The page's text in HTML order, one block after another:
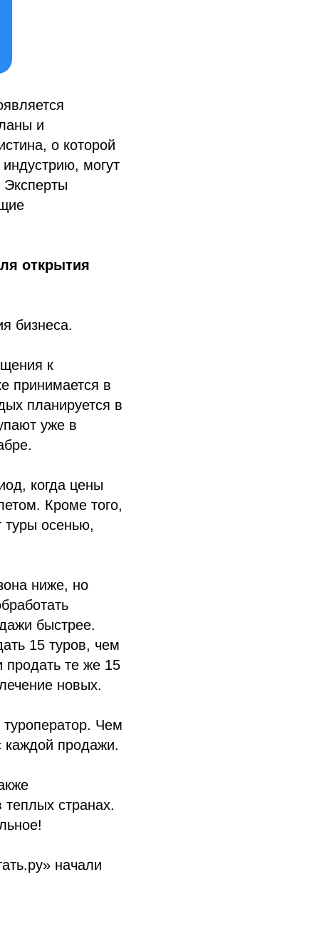
и
о которой
могут
открытия
бизнеса.
к
принимается в
планируется в
уже в
когда цены
Кроме того,
туры осенью,
ниже, но
быстрее.
15 туров, чем
продать те же 15
новых.
туроператор. Чем
каждой продажи.
странах.
начали